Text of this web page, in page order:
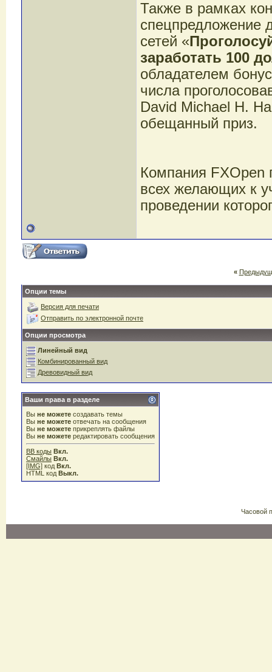
Также в рамках
спецпредложение
сетей «
заработать 100
обладателем
числа
David Michael H.
обещанный приз.
Компания FXOpen
всех желающих к
проведении
«
Опции темы
Версия для печати
Отправить по электронной почте
Опции просмотра
Линейный вид
Комбинированный вид
Древовидный вид
Ваши права в разделе
Вы не можете создавать темы
Вы не можете отвечать на сообщения
Вы не можете прикреплять файлы
Вы не можете редактировать сообщения
BB коды Вкл.
Смайлы Вкл.
[IMG] код Вкл.
HTML код Выкл.
Часовой